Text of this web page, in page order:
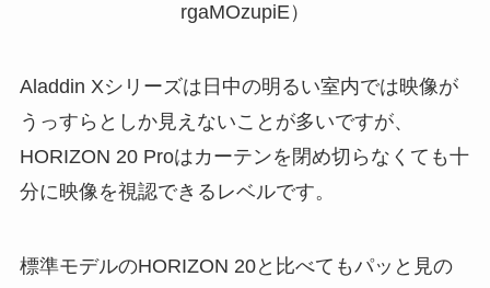
rgaMOzupiE）
Aladdin Xシリーズは日中の明るい室内では映像が
うっすらとしか見えないことが多いですが、
HORIZON 20 Proはカーテンを閉め切らなくても十
分に映像を視認できるレベルです。
標準モデルのHORIZON 20と比べてもパッと見の